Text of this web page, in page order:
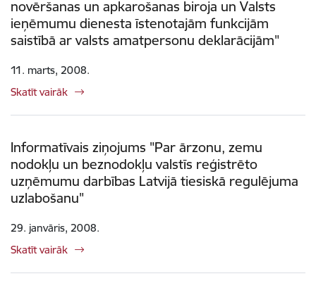
novēršanas un apkarošanas biroja un Valsts
ieņēmumu dienesta īstenotajām funkcijām
saistībā ar valsts amatpersonu deklarācijām"
11. marts, 2008.
Skatīt vairāk
Informatīvais ziņojums "Par ārzonu, zemu
nodokļu un beznodokļu valstīs reģistrēto
uzņēmumu darbības Latvijā tiesiskā regulējuma
uzlabošanu"
29. janvāris, 2008.
Skatīt vairāk